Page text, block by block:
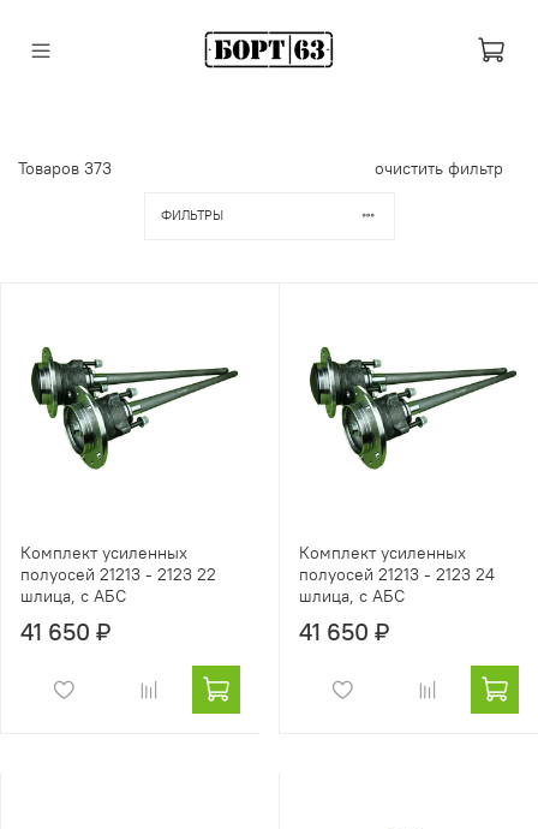
Товаров 373 очистить фильтр
ФИЛЬТРЫ
Комплект усиленных
полуосей 21213 - 2123 22
шлица, с АБС
41 650 ₽
Комплект усиленных
полуосей 21213 - 2123 24
шлица, с АБС
41 650 ₽